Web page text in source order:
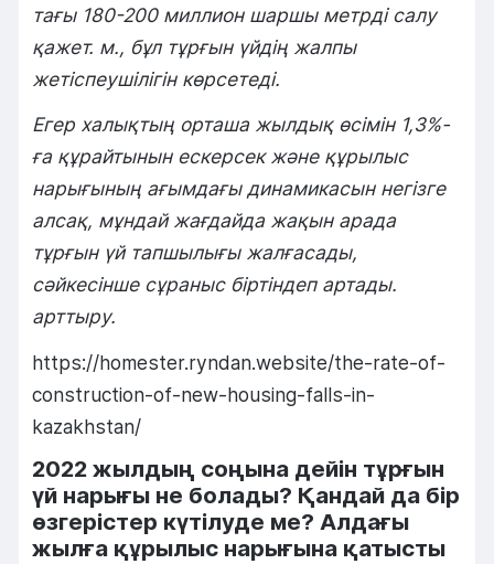
тағы 180-200 миллион шаршы метрді салу
қажет. м., бұл тұрғын үйдің жалпы
жетіспеушілігін көрсетеді.
Егер халықтың орташа жылдық өсімін 1,3%-
ға құрайтынын ескерсек және құрылыс
нарығының ағымдағы динамикасын негізге
алсақ, мұндай жағдайда жақын арада
тұрғын үй тапшылығы жалғасады,
сәйкесінше сұраныс біртіндеп артады.
арттыру.
https://homester.ryndan.website/the-rate-of-
construction-of-new-housing-falls-in-
kazakhstan/
2022 жылдың соңына дейін тұрғын
үй нарығы не болады? Қандай да бір
өзгерістер күтілуде ме? Алдағы
жылға құрылыс нарығына қатысты